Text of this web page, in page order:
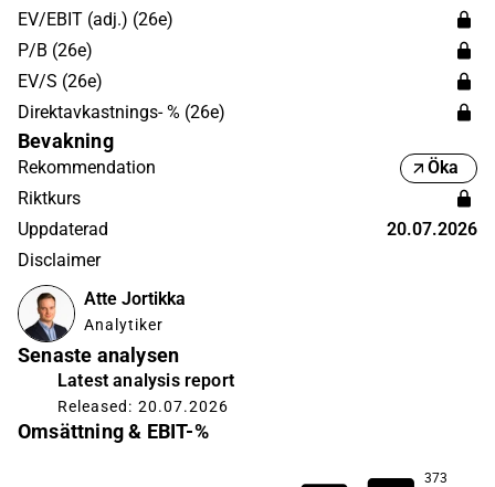
EV/EBIT (adj.) (26e)
P/B (26e)
EV/S (26e)
Direktavkastnings- % (26e)
Bevakning
Rekommendation
Öka
Riktkurs
Uppdaterad
20.07.2026
Disclaimer
Atte Jortikka
Analytiker
Senaste analysen
Latest analysis report
Released: 20.07.2026
Omsättning & EBIT-%
373